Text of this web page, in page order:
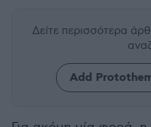
Δείτε περισσότερα
Add